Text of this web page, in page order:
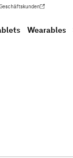
in einem neuen Tab
Wearables